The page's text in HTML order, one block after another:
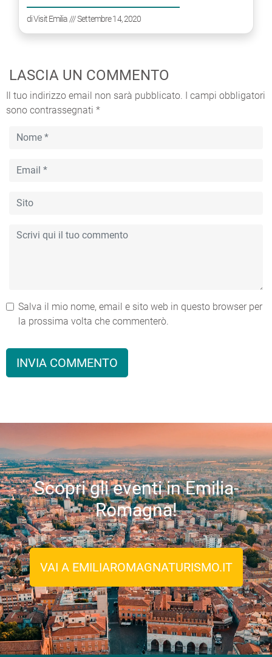
diVisit Emilia/// Settembre 14, 2020
LASCIA UN COMMENTO
Il tuo indirizzo email non sarà pubblicato. I campi obbligatori
sono contrassegnati *
Salva il mio nome, email e sito web in questo browser per
la prossima volta che commenterò.
Scopri gli eventi in Emilia-
Romagna!
VAI A EMILIAROMAGNATURISMO.IT